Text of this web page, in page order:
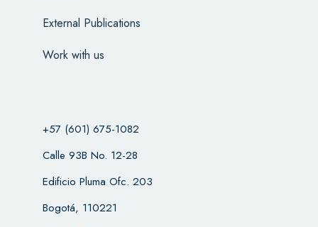
External Publications
Work with us
+57 (601) 675-1082
Calle 93B No. 12-28
Edificio Pluma Ofc. 203
Bogotá, 110221